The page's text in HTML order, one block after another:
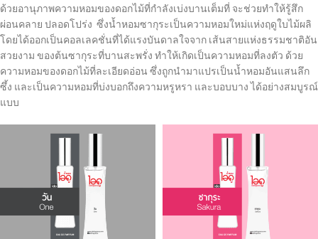
ด้วยอานุภาพความหอมของดอกไม้ที่กำลังเบ่งบานเต็มที่ จะช่วยทำให้รู้สึก
ผ่อนคลาย ปลอดโปร่ง ซึ่งน้ำหอมซากุระเป็นความหอมใหม่แห่งฤดูใบไม้ผลิ
โดยได้ออกเป็นคอลเลคชั่นที่ได้แรงบันดาลใจจาก เส้นสายแห่งธรรมชาติอัน
สวยงาม ของต้นซากุระที่บานสะพรั่ง ทำให้เกิดเป็นความหอมที่ลงตัว ด้วย
ความหอมของดอกไม้ที่ละเอียดอ่อน ซึ่งถูกนำมาแปรเป็นน้ำหอมอันแสนลึก
ซึ้ง และเป็นความหอมที่บ่งบอกถึงความหรูหรา และบอบบาง ได้อย่างสมบูรณ์
แบบ